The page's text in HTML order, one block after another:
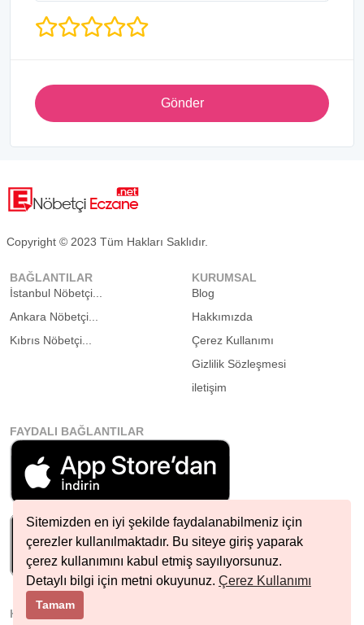
Sitemizden en iyi şekilde faydalanabilmeniz için
çerezler kullanılmaktadır. Bu siteye giriş yaparak
çerez kullanımını kabul etmiş sayılıyorsunuz.
Detaylı bilgi için metni okuyunuz. Çerez Kullanımı
Tamam
Gönder
Copyright © 2023 Tüm Hakları Saklıdır.
BAĞLANTILAR
İstanbul Nöbetçi...
Ankara Nöbetçi...
Kıbrıs Nöbetçi...
KURUMSAL
Blog
Hakkımızda
Çerez Kullanımı
Gizlilik Sözleşmesi
iletişim
FAYDALI BAĞLANTILAR
HIZLI İLETIŞIM